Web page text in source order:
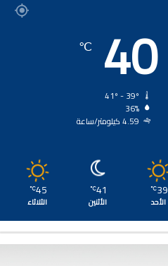
40
℃
36%
4.59 كيلومتر/ساعة
39
℃
الأحد
41
℃
الأثنين
45
℃
الثلاثاء